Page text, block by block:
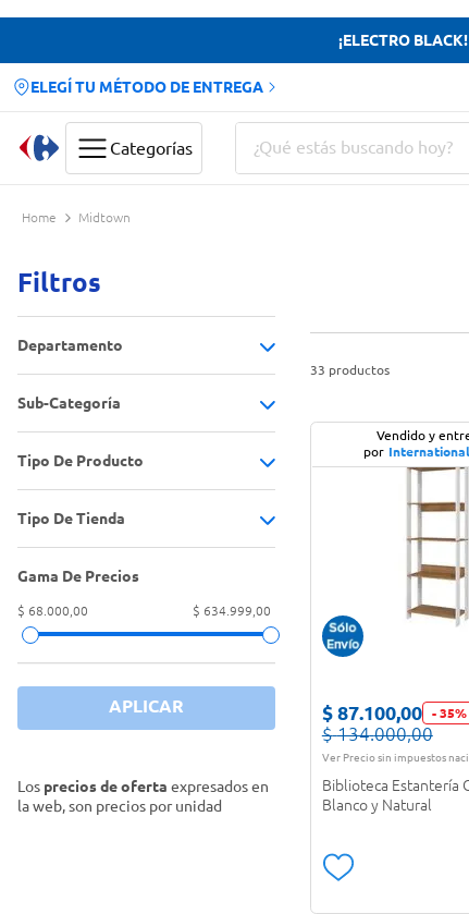
¡ELECTRO
ELEGÍ TU MÉTODO DE ENTREGA
Categorías
¿Qué estás buscando hoy?
Midtown
Filtros
Departamento
Aire Libre y Ocio
23
Sub-Categoría
Bibliotecas y organizadores
Mesas y escritorios
Mesas y juegos de jardín(5)
Sillas de oficina(12)
Sillas y banquetas(1)
Sillas, reposeras y hamacas(2)
Tipo De Producto
Accesorio para sombrilla
(
Cajonera
Mesa de jardín (2 )
Reposera(2)
Tipo De Tienda
Tiendas Oficiales
Gama De Precios
$ 68.000,00 $ 634.999,00
APLICAR
Los precios de oferta expresados en
la web, son precios por unidad
33 productos
Vendido y
por
$ 87.100,00 - 35%
$ 134.000,00
Ver Precio sin impuestos
Biblioteca Estantería
Blanco y Natural
Términos más buscados
Cerveza